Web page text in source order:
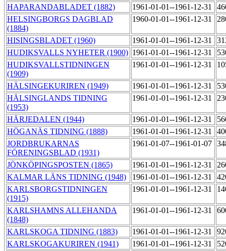
HAPARANDABLADET (1882)
1961-01-01--1961-12-31
HELSINGBORGS DAGBLAD
(1884)
1960-01-01--1961-12-31
HISINGSBLADET (1960) 1961-01-01--1961-12-31
HUDIKSVALLS NYHETER (1900) 1961-01-01--1961-12-31
HUDIKSVALLSTIDNINGEN
(1909)
1961-01-01--1961-12-31
HÄLSINGEKURIREN (1949) 1961-01-01--1961-12-31
HÄLSINGLANDS TIDNING
(1953)
1961-01-01--1961-12-31
HÄRJEDALEN (1944) 1961-01-01--1961-12-31
HÖGANÄS TIDNING (1888)
1961-01-01--1961-12-31
JORDBRUKARNAS
FÖRENINGSBLAD (1931)
1961-01-07--1961-01-07
JÖNKÖPINGSPOSTEN (1865) 1961-01-01--1961-12-31
KALMAR LÄNS TIDNING (1948)
1961-01-01--1961-12-31
KARLSBORGSTIDNINGEN
(1915)
1961-01-01--1961-12-31
KARLSHAMNS ALLEHANDA
(1848)
1961-01-01--1961-12-31
KARLSKOGA TIDNING (1883) 1961-01-01--1961-12-31
KARLSKOGAKURIREN (1941)
1961-01-01--1961-12-31